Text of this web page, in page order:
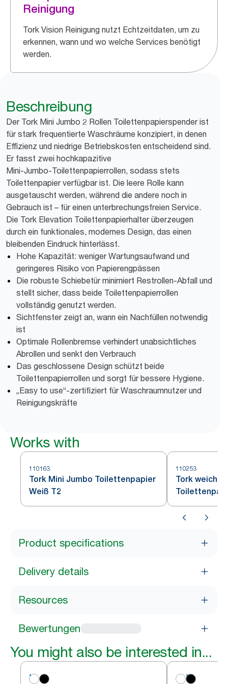
Reinigung
Tork Vision Reinigung nutzt Echtzeitdaten, um zu
erkennen, wann und wo welche Services benötigt
werden.
Beschreibung
Der Tork Mini Jumbo 2 Rollen Toilettenpapierspender ist
für stark frequentierte Waschräume konzipiert, in denen
Effizienz und niedrige Betriebskosten entscheidend sind.
Er fasst zwei hochkapazitive
Mini‑Jumbo‑Toilettenpapierrollen, sodass stets
Toilettenpapier verfügbar ist. Die leere Rolle kann
ausgetauscht werden, während die andere noch in
Gebrauch ist – für einen unterbrechungsfreien Service.
Die Tork Elevation Toilettenpapierhalter überzeugen
durch ein funktionales, modernes Design, das einen
bleibenden Eindruck hinterlässt.
Hohe Kapazität: weniger Wartungsaufwand und
geringeres Risiko von Papierengpässen
Die robuste Schiebetür minimiert Restrollen‑Abfall und
stellt sicher, dass beide Toilettenpapierrollen
vollständig genutzt werden.
Sichtfenster zeigt an, wann ein Nachfüllen notwendig
ist
Optimale Rollenbremse verhindert unabsichtliches
Abrollen und senkt den Verbrauch
Das geschlossene Design schützt beide
Toilettenpapierrollen und sorgt für bessere Hygiene.
„Easy to use“-zertifiziert für Waschraumnutzer und
Reinigungskräfte
Works with
110163
Tork Mini Jumbo Toilettenpapier
Weiß T2
110253
Tork
Product specifications
Delivery details
Resources
Bewertungen
You might also be interested in...